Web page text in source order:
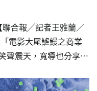
聯合報╱記者王雅蘭／
電影大尾鱸鰻之商業
聲震天，寬導也分享了
他也送出肉燥麵與招牌